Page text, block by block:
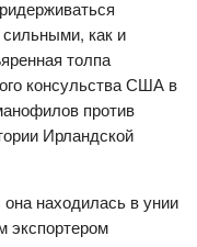
как и
толпа
консульства США в
против
Ирландской
находилась в унии
экспортером